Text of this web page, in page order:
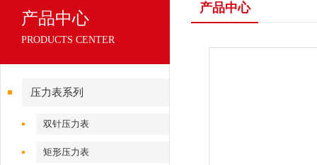
产品中心
PRODUCTS CENTER
压力表系列
双针压力表
矩形压力表
产品中心